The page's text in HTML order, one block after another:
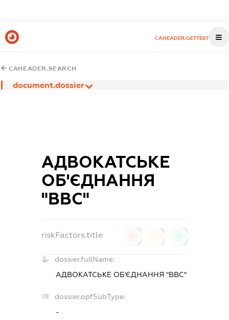
CAHEADER.GETTEST
CAHEADER.SEARCH
document.dossier
АДВОКАТСЬКЕ
ОБ'ЄДНАННЯ
"ВВС"
riskFactors.title
dossier.fullName:
АДВОКАТСЬКЕ ОБ'ЄДНАННЯ "ВВС"
dossier.opfSubType:
-